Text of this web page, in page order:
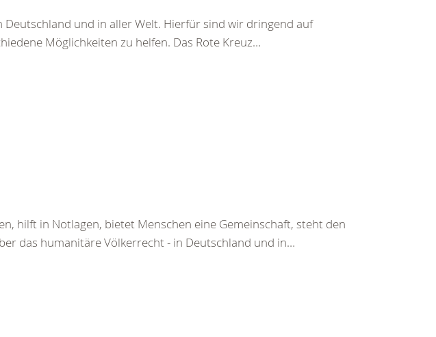
Deutschland und in aller Welt. Hierfür sind wir dringend auf
Möglichkeiten zu helfen. Das Rote Kreuz…
hilft in Notlagen, bietet Menschen eine Gemeinschaft, steht den
das humanitäre Völkerrecht - in Deutschland und in…